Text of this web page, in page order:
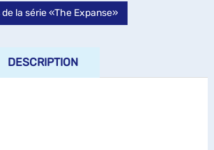
la série «The Expanse»
DESCRIPTION